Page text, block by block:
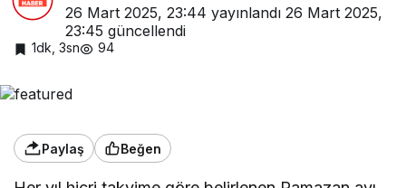
26 Mart 2025, 23:44 yayınlandı 26 Mart 2025,
23:45 güncellendi
1dk, 3sn 94
Paylaş Beğen